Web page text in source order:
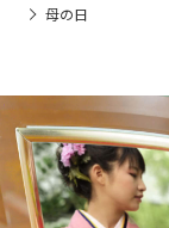
母の日